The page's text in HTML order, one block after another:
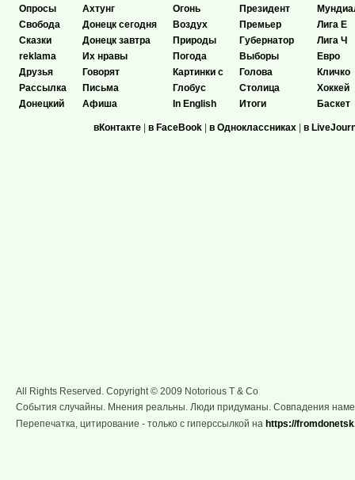
Опросы
Свобода
Сказки
reklama
Друзья
Рассылка
Донецкий
Ахтунг
Донецк сегодня
Донецк завтра
Их нравы
Говорят
Письма
Афиша
Огонь
Воздух
Природы
Погода
Картинки с
Глобус
In English
Президент
Премьер
Губернатор
Выборы
Голова
Столица
Итоги
Лига Е
Лига Ч
Евро
Кличко
Хоккей
Баскет
вКонтакте в FaceBook в Одноклассниках в
All Rights Reserved. Copyright © 2009 Notorious T & Co
События случайны. Мнения реальны. Люди придуманы. Совпадения
Перепечатка, цитирование - только с гиперссылкой на https://